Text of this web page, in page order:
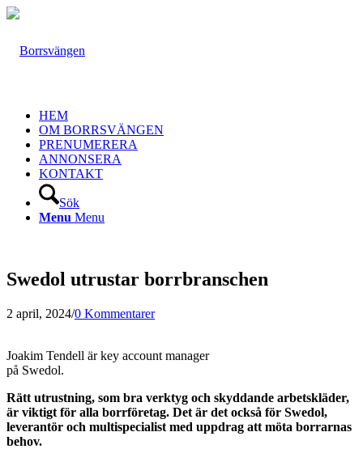
HEM
OM BORRSVÄNGEN
PRENUMERERA
ANNONSERA
KONTAKT
Sök
Menu Menu
Swedol utrustar borrbranschen
2 april, 2024/0 Kommentarer
Joakim Tendell är key account manager
på Swedol.
Rätt utrustning, som bra verktyg och skyddande arbetskläder,
är viktigt för alla borrföretag. Det är det också för Swedol,
leverantör och multispecialist med uppdrag att möta borrarnas
behov.